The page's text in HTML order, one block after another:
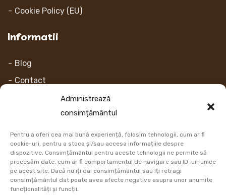
Administrează
consimțământul
Pentru a oferi cea mai bună experiență, folosim tehnologii, cum ar fi
cookie-uri, pentru a stoca și/sau accesa informațiile despre
dispozitive. Consimțământul pentru aceste tehnologii ne permite să
procesăm date, cum ar fi comportamentul de navigare sau ID-uri unice
pe acest site. Dacă nu îți dai consimțământul sau îți retragi
consimțământul dat poate avea afecte negative asupra unor anumite
funcționalități și funcții.
Cookie Policy (EU)
Informatii
Blog
Contact
Link-uri
Retur
Metoda de plata